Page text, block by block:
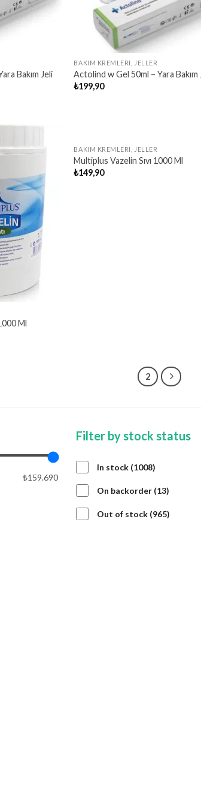
Bakım Jeli
BAKIM KREMLERI, JELLER
Actolind w Gel 50ml – Yara Bakım
₺199,90
Ml
OUT OF STOCK
BAKIM KREMLERI, JELLER
Multiplus Vazelin Sıvı 1000 Ml
₺149,90
2
₺159.690
APPLY PRICE FILTER
Filter by stock status
In stock 10081008
On backorder 1313
Out of stock 965965